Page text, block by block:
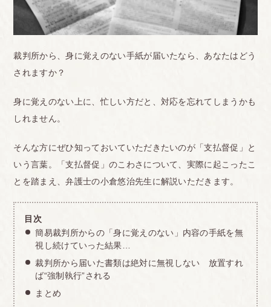
裁判所から、身に覚えのない手紙が届いたなら、あなたはどう
されますか？
身に覚えのない上に、忙しい方だと、対応を忘れてしまうかも
しれません。
そんな方にぜひ知っておいていただきたいのが「支払督促」と
いう言葉。「支払督促」のこわさについて、実際に起こったこ
とを踏まえ、弁護士の小倉悠治先生に解説いただきます。
目次
簡易裁判所からの「身に覚えのない」内容の手紙を無
視し続けていった結果…
裁判所から届いた書類は絶対に無視しない 放置すれ
ば“強制執行”される
まとめ